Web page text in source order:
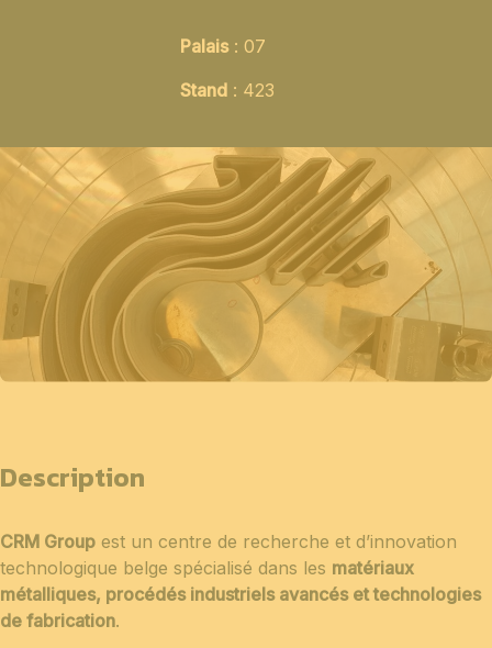
Palais: 07
Stand: 423
Description
CRM Group est un centre de recherche et d’innovation
technologique belge spécialisé dans les matériaux
métalliques, procédés industriels avancés et technologies
de fabrication.